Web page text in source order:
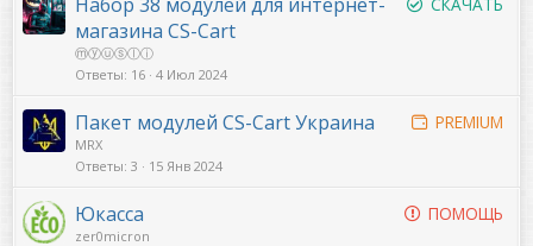
магазина CS-Cart
ⓜⓨⓤⓢⓛⓘ
Ответы 16 4 Июл 2024
PREMIUM
Пакет модулей CS-Cart Украина
MRX
Ответы 3 15 Янв 2024
ПОМОЩЬ
Юкасса
zer0micron